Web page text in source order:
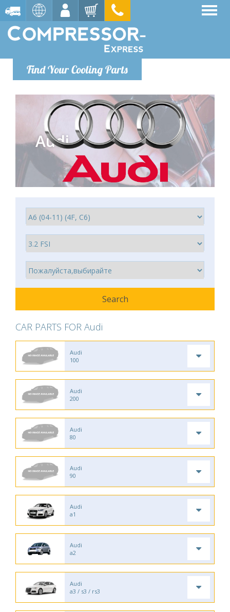
Find Your Cooling Parts
Audi
CAR PARTS FOR Audi
Audi
100
Audi
200
Audi
80
Audi
90
Audi
a1
Audi
a2
Audi
a3 / s3 / rs3